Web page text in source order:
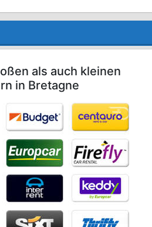
als auch kleinen
in Bretagne